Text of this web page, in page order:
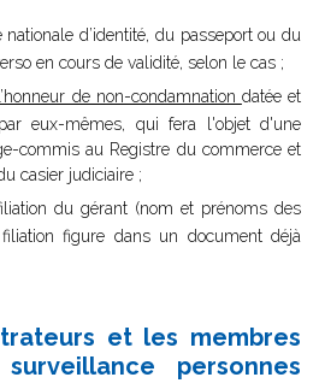
d’identité, du passeport ou du
en cours de validité, selon le cas ;
de non-condamnation datée et
eux-mêmes, qui fera l'objet d'une
commis au Registre du commerce et
casier judiciaire ;
du gérant (nom et prénoms des
figure dans un document déjà
et les membres
personnes